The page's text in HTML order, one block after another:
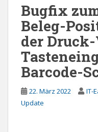
Bugfix
Beleg-
der
Barcode-
22. März 2022 IT-
Update